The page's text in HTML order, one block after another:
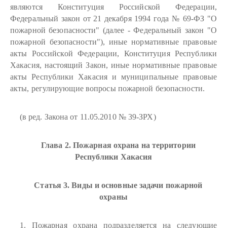
являются Конституция Российской Федерации,
Федеральный закон от 21 декабря 1994 года № 69-ФЗ "О
пожарной безопасности" (далее - Федеральный закон "О
пожарной безопасности"), иные нормативные правовые
акты Российской Федерации, Конституция Республики
Хакасия, настоящий Закон, иные нормативные правовые
акты Республики Хакасия и муниципальные правовые
акты, регулирующие вопросы пожарной безопасности.
(в ред. Закона от 11.05.2010 № 39-ЗРХ)
Глава 2. Пожарная охрана на территории
Республики Хакасия
Статья 3. Виды и основные задачи пожарной
охраны
1. Пожарная охрана подразделяется на следующие